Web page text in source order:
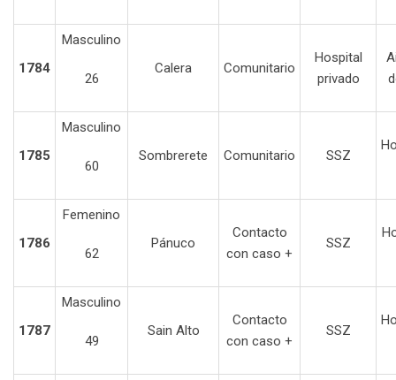
1784
Masculino
26
Calera Comunitario
Hospital
privado
1785
Masculino
60
Sombrerete Comunitario SSZ
1786
Femenino
62
Pánuco
Contacto
con caso +
SSZ
1787
Masculino
49
Sain Alto
Contacto
con caso +
SSZ